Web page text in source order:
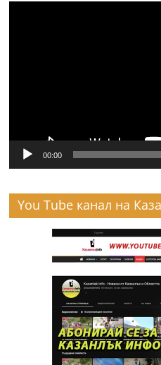
00:00
You Tube канал на